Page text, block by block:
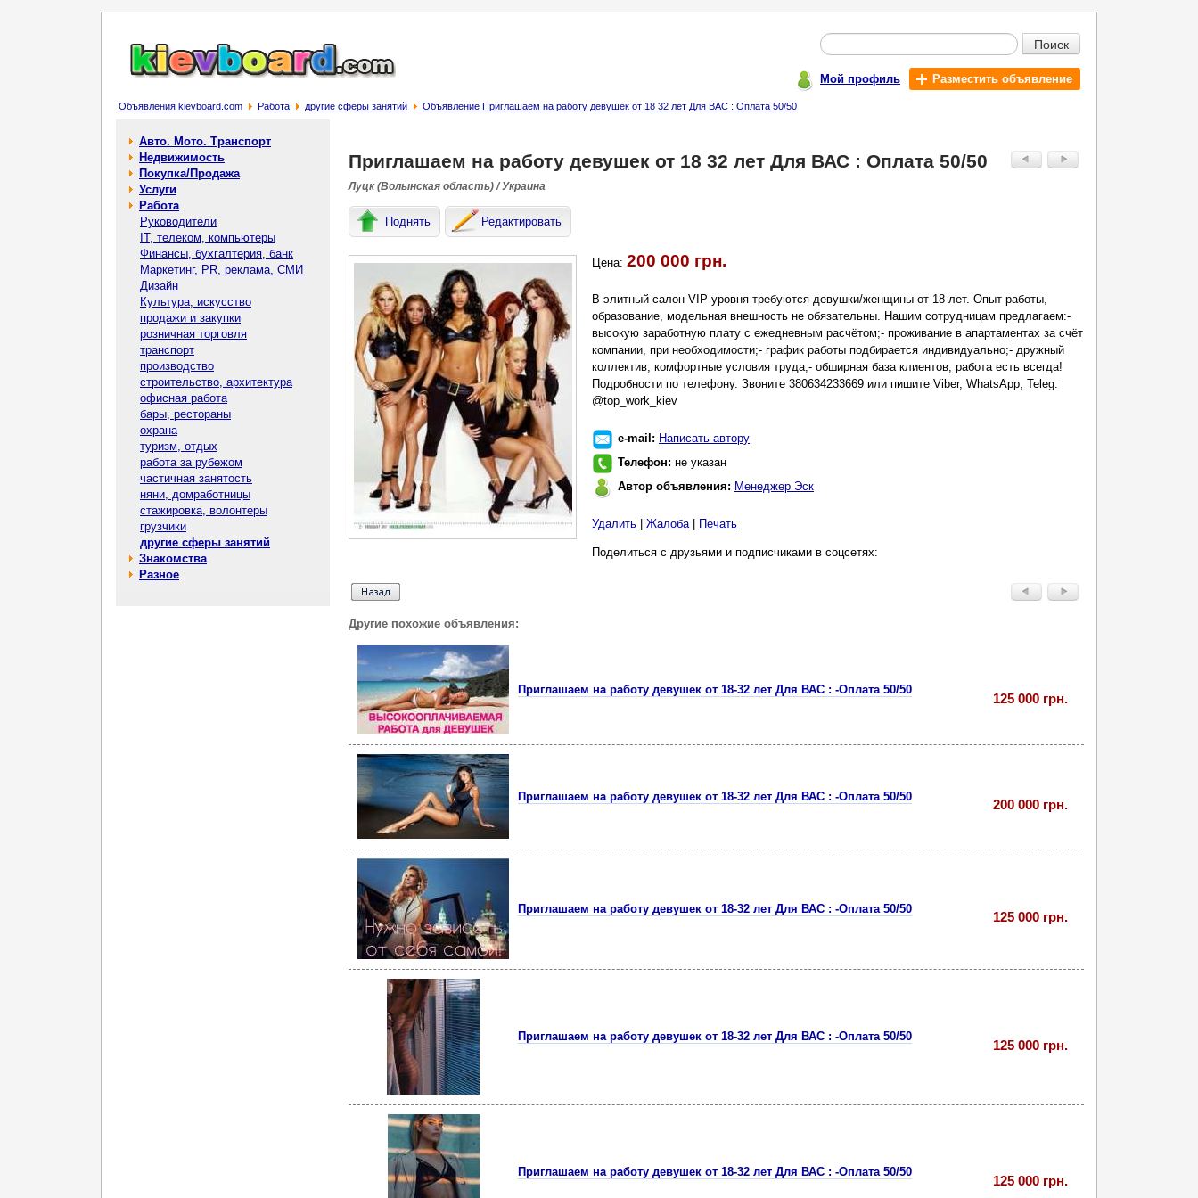
Поиск
Мой профиль Разместить объявление
Объявления kievboard.com Работа другие сферы занятий Объявление Приглашаем на работу девушек от 18 32 лет Для ВАС : Оплата 50/50
Авто. Мото. Транспорт
Недвижимость
Покупка/Продажа
Услуги
Работа
Руководители
IT, телеком, компьютеры
Финансы, бухгалтерия, банк
Маркетинг, PR, реклама, СМИ
Дизайн
Культура, искусство
продажи и закупки
розничная торговля
транспорт
производство
строительство, архитектура
офисная работа
бары, рестораны
охрана
туризм, отдых
работа за рубежом
частичная занятость
няни, домработницы
стажировка, волонтеры
грузчики
другие сферы занятий
Знакомства
Разное
Приглашаем на работу девушек от 18 32 лет Для ВАС : Оплата 50/50
Луцк (Волынская область) / Украина
Поднять Редактировать
Цена: 200 000 грн.
В элитный салон VIP уровня требуются девушки/женщины от 18 лет. Опыт работы,
образование, модельная внешность не обязательны. Нашим сотрудницам предлагаем:-
высокую заработную плату с ежедневным расчётом;- проживание в апартаментах за счёт
компании, при необходимости;- график работы подбирается индивидуально;- дружный
коллектив, комфортные условия труда;- обширная база клиентов, работа есть всегда!
Подробности по телефону. Звоните 380634233669 или пишите Viber, WhatsApp, Teleg:
@top_work_kiev
e-mail: Написать автору
Телефон: не указан
Автор объявления: Менеджер Эск
Удалить Жалоба| Печать
Поделиться с друзьями и подписчиками в соцсетях:
Другие похожие объявления:
Приглашаем на работу девушек от 18-32 лет Для ВАС : -Оплата 50/50
125 000 грн.
Приглашаем на работу девушек от 18-32 лет Для ВАС : -Оплата 50/50
200 000 грн.
Приглашаем на работу девушек от 18-32 лет Для ВАС : -Оплата 50/50
125 000 грн.
Приглашаем на работу девушек от 18-32 лет Для ВАС : -Оплата 50/50
125 000 грн.
Приглашаем на работу девушек от 18-32 лет Для ВАС : -Оплата 50/50
125 000 грн.